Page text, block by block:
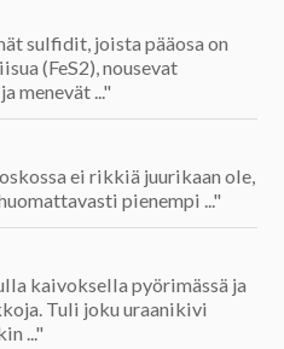
sulfidit, joista pääosa on
(FeS2), nousevat
menevät ..."
ei rikkiä juurikaan ole,
pienempi ..."
kaivoksella pyörimässä ja
Tuli joku uraanikivi
..."